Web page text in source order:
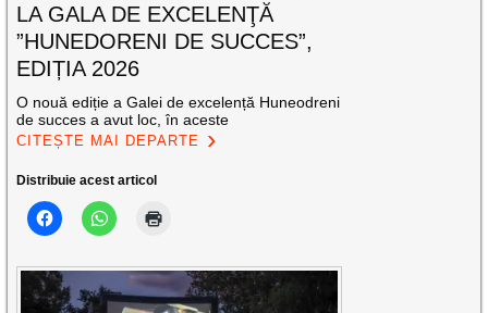
LA GALA DE EXCELENŢĂ
”HUNEDORENI DE SUCCES”,
EDIȚIA 2026
O nouă ediție a Galei de excelență Huneodreni
de succes a avut loc, în aceste
CITEȘTE MAI DEPARTE
Distribuie acest articol